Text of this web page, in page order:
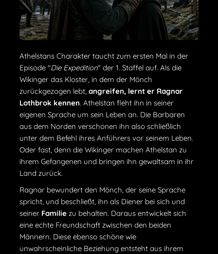
Athelstans Charakter taucht zum ersten Mal in der
Episode "Die Expedition" der 1. Staffel auf. Als die
Wikinger das Kloster, in dem der Mönch
zurückgezogen lebt, angreifen, lernt er Ragnar
Lothbrok kennen. Athelstan fleht ihn in seiner
eigenen Sprache um sein Leben an. Die Barbaren
aus dem Norden verschonen ihn also schließlich
unter dem Befehl ihres Anführers vor seinem Leben.
Oder fast, denn die Wikinger machen Athelstan zu
ihrem Gefangenen und bringen ihn gewaltsam in ihr
Land zurück.
Ragnar bewundert den Mönch, der seine Sprache
spricht, und beschließt, ihn als Diener bei sich und
seiner Familie zu behalten. Daraus entwickelt sich
eine echte Freundschaft zwischen den beiden
Männern. Diese ebenso schöne wie
unwahrscheinliche Beziehung entsteht aus ihrem